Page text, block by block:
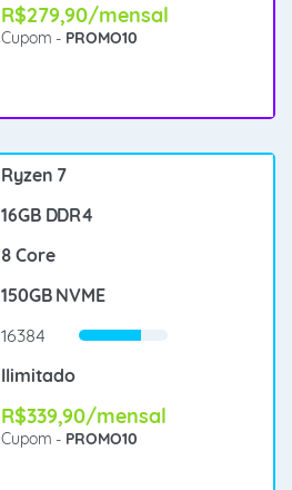
R$279,90/mensal
Cupom - PROMO10
Ryzen 7
16GB DDR4
8 Core
150GB NVME
16384
Ilimitado
R$339,90/mensal
Cupom - PROMO10